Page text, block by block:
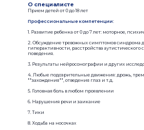
О специалисте
Прием детей от 0 до 18 лет
Профессиональные компетенции:
1. Развитие ребенка от 0 до 7 лет: моторное,
2. Обсуждение тревожных симптомов синдрома
гиперактивности, расстройства
поведения.
3. Результаты нейросонографии и других
4. Любые подозрительные движения: дрожь,
""захождения"", отведения глаз и т.д.
5. Головная боль в любом проявлении
6. Нарушения речи и заикание
7. Тики
8. Ходьба на носочках